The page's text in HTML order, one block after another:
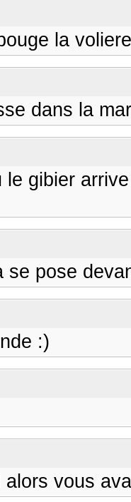
la
dans la
le gibier
se pose
:)
vous